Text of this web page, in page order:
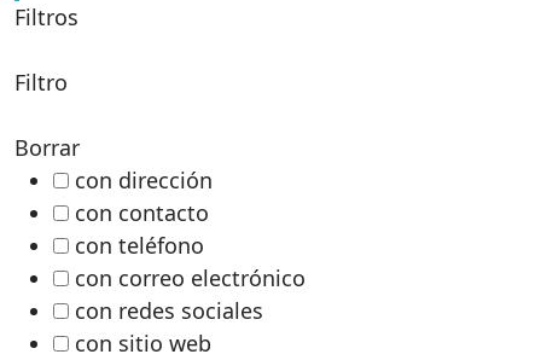
Filtros
Filtro
Borrar
con dirección
con contacto
con teléfono
con correo electrónico
con redes sociales
con sitio web